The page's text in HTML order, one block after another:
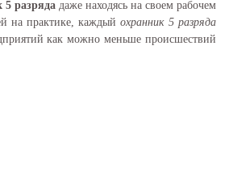
5 разрядадаже находясь на своем рабочем
на практике, каждый охранник 5 разряда
как можно меньше происшествий